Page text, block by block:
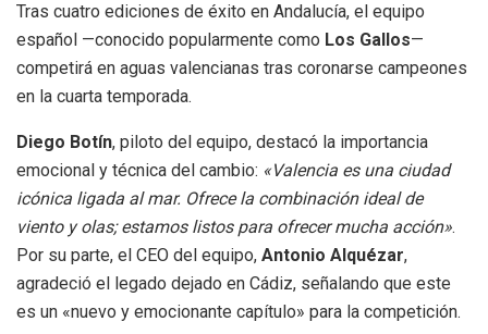
Tras cuatro ediciones de éxito en Andalucía, el equipo
español —conocido popularmente como Los Gallos—
competirá en aguas valencianas tras coronarse campeones
en la cuarta temporada.
Diego Botín, piloto del equipo, destacó la importancia
emocional y técnica del cambio: «Valencia es una ciudad
icónica ligada al mar. Ofrece la combinación ideal de
viento y olas; estamos listos para ofrecer mucha acción».
Por su parte, el CEO del equipo, Antonio Alquézar,
agradeció el legado dejado en Cádiz, señalando que este
es un «nuevo y emocionante capítulo» para la competición.